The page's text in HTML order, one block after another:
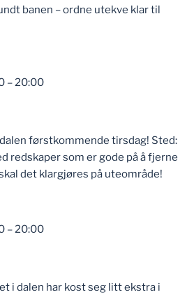
banen – ordne utekve klar til
– 20:00
førstkommende tirsdag! Sted:
redskaper som er gode på å fjerne
det klargjøres på uteområde!
–20:00
i dalen har kost seg litt ekstra i